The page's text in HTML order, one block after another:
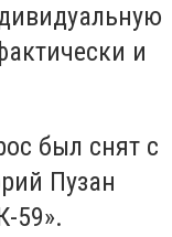
и
был снят с
Пузан
59».